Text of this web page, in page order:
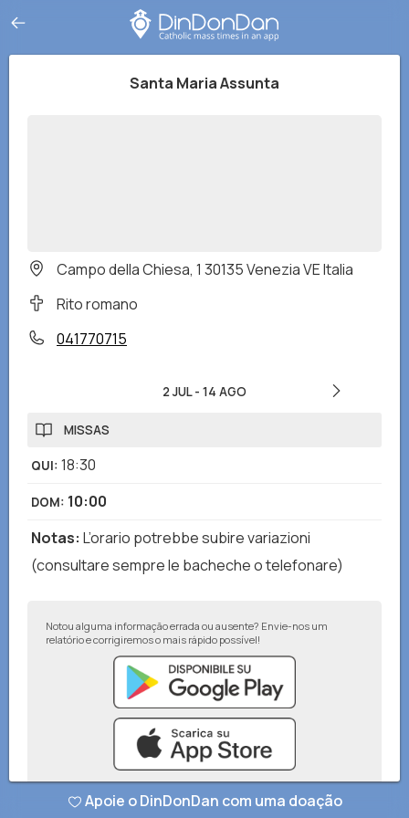
Santa Maria Assunta
Campo della Chiesa, 1 30135 Venezia VE Italia
Rito romano
041770715
2 JUL- 14 AGO
MISSAS
QUI: 18:30
DOM: 10:00
Notas: L’orario potrebbe subire variazioni
(consultare sempre le bacheche o telefonare)
Notou alguma informação errada ou ausente? Envie-nos um
relatório e corrigiremos o mais rápido possível!
Apoie o DinDonDan com uma doação